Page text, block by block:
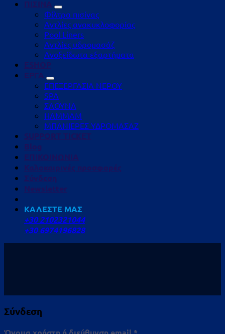
ΠΙΣΙΝΑ
Φίλτρα πισίνας
Αντλίες ανακυκλοφορίας
Pool Liners
Αντλίες υδρομασάζ
Ανοξείδωτα εξαρτήματα
ESHOP
ΕΡΓΑ
ΕΠΕΞΕΡΓΑΣΙΑ ΝΕΡΟΥ
SPA
ΣΑΟΥΝΑ
HAMMAM
ΜΠΑΝΙΕΡΕΣ ΥΔΡΟΜΑΣΑΖ
SUPPORT TICKET
Blog
ΕΠΙΚΟΙΝΩΝΙΑ
Καλοκαιρινές προσφορές
Σύνδεση
Newsletter
ΚΑΛΕΣΤΕ ΜΑΣ
+30 2102321044
+30 6974196828
Σύνδεση